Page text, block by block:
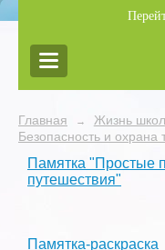
Главная → Жизнь
Безопасность и охрана
Памятка "Простые
путешествия"
Памятка-раскраска